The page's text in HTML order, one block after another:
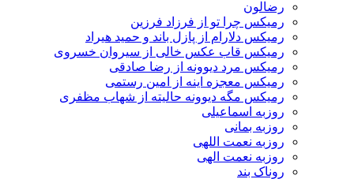
رمیکس چرا تو از فرزاد فرزین
رمیکس دلارام از پازل باند و حمید هیراد
رمیکس قاب عکس خالی از سیروان خسروی
رمیکس مرد دیوونه از رضا صادقی
رمیکس معجزه اینه از امین رستمی
رمیکس مگه دیوونه حالیته از شهاب مظفری
روزبه اسماعیلی
روزبه بمانی
روزبه نعمت اللهی
روزبه نعمت الهی